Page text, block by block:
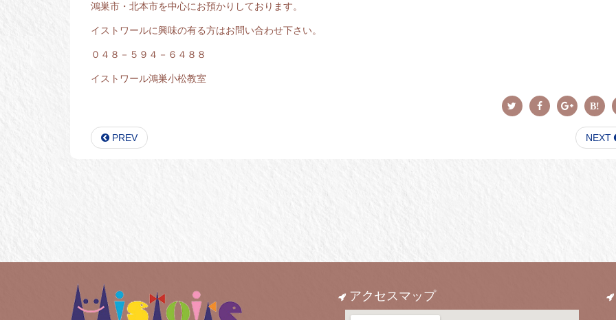
鴻巣市・北本市を中心にお預かりしております。
イストワールに興味の有る方はお問い合わせ下さい。
０４８－５９４－６４８８
イストワール鴻巣小松教室
PREV NEXT
アクセスマップ